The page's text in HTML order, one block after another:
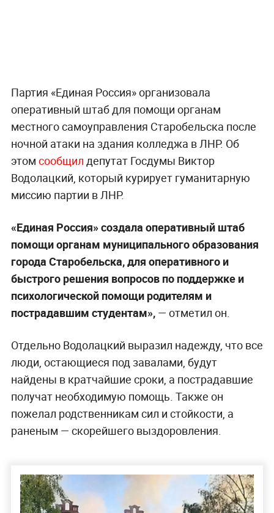
Партия «Единая Россия» организовала
оперативный штаб для помощи органам
местного самоуправления Старобельска после
ночной атаки на здания колледжа в ЛНР. Об
этом сообщил депутат Госдумы Виктор
Водолацкий, который курирует гуманитарную
миссию партии в ЛНР.
«Единая Россия» создала оперативный штаб
помощи органам муниципального образования
города Старобельска, для оперативного и
быстрого решения вопросов по поддержке и
психологической помощи родителям и
пострадавшим студентам», — отметил он.
Отдельно Водолацкий выразил надежду, что все
люди, остающиеся под завалами, будут
найдены в кратчайшие сроки, а пострадавшие
получат необходимую помощь. Также он
пожелал родственникам сил и стойкости, а
раненым — скорейшего выздоровления.